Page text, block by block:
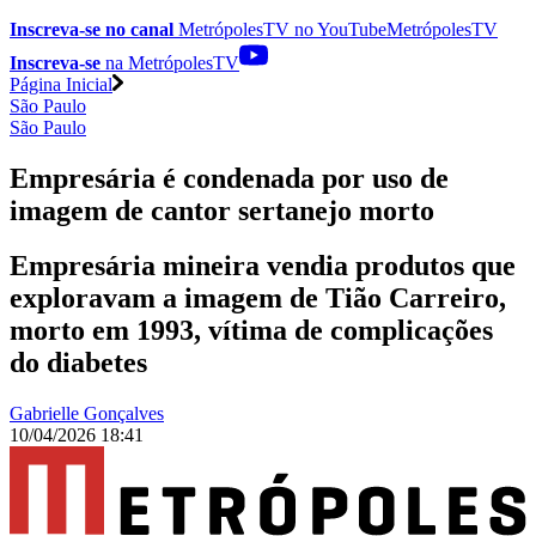
Inscreva-se no canal MetrópolesTV noYouTubeMetrópolesTV
Inscreva-se na MetrópolesTV
Página Inicial
São Paulo
São Paulo
Empresária é condenada por uso de
imagem de cantor sertanejo morto
Empresária mineira vendia produtos que
exploravam a imagem de Tião Carreiro,
morto em 1993, vítima de complicações
do diabetes
Gabrielle Gonçalves
10/04/2026 18:41